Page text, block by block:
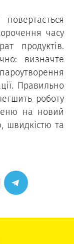
часу
продуктів.
визначте
Правильно
роботу
на новий
швидкістю та